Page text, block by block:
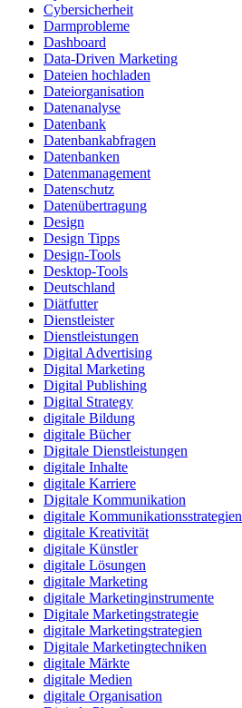
Cybersicherheit
Darmprobleme
Dashboard
Data-Driven Marketing
Dateien hochladen
Dateiorganisation
Datenanalyse
Datenbank
Datenbankabfragen
Datenbanken
Datenmanagement
Datenschutz
Datenübertragung
Design
Design Tipps
Design-Tools
Desktop-Tools
Deutschland
Diätfutter
Dienstleister
Dienstleistungen
Digital Advertising
Digital Marketing
Digital Publishing
Digital Strategy
digitale Bildung
digitale Bücher
Digitale Dienstleistungen
digitale Inhalte
digitale Karriere
Digitale Kommunikation
digitale Kommunikationsstrategien
digitale Kreativität
digitale Künstler
digitale Lösungen
digitale Marketing
digitale Marketinginstrumente
Digitale Marketingstrategie
digitale Marketingstrategien
Digitale Marketingtechniken
digitale Märkte
digitale Medien
digitale Organisation